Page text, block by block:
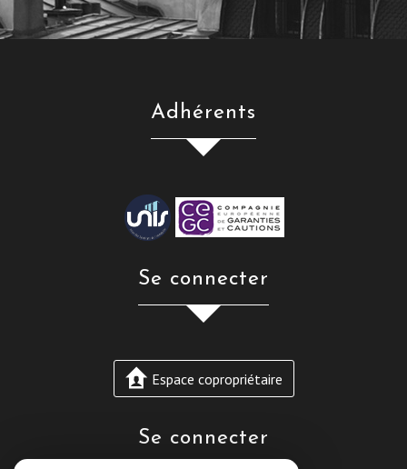
Adhérents
Se connecter
Espace copropriétaire
Se connecter